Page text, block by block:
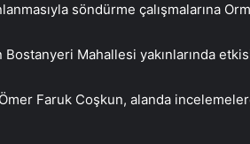
söndürme çalışmalarına
Bostanyeri Mahallesi yakınlarında
Faruk Coşkun, alanda